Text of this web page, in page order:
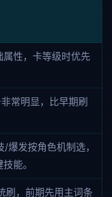
属性，卡等级时优先
常明显，比早期刷
爆发按角色机制选，
能。
刷，前期先用主词条